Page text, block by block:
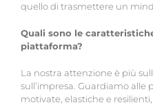
quello di trasmettere un
Quali sono le
piattaforma?
La nostra attenzione è più
sull’impresa. Guardiamo alle
motivate, elastiche e